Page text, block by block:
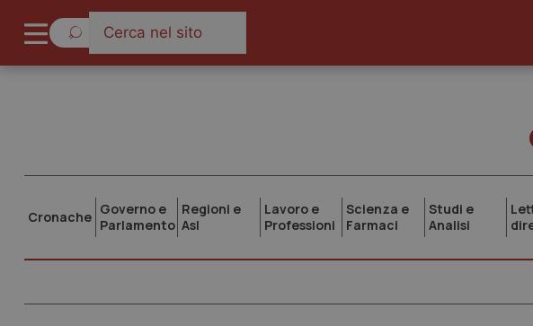
Cronache Governo e
Parlamento
Regioni e
Asl
Lavoro e
Professioni
Scienza e
Farmaci
Studi e
Analisi